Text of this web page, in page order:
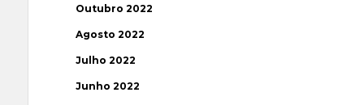
Outubro 2022
Agosto 2022
Julho 2022
Junho 2022